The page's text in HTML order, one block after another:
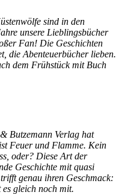
sind in den
unsere Lieblingsbücher
Fan! Die Geschichten
die Abenteuerbücher lieben.
dem Frühstück mit Buch
Butzemann Verlag hat
Feuer und Flamme. Kein
oder? Diese Art der
Geschichte mit quasi
genau ihren Geschmack:
es gleich noch mit.